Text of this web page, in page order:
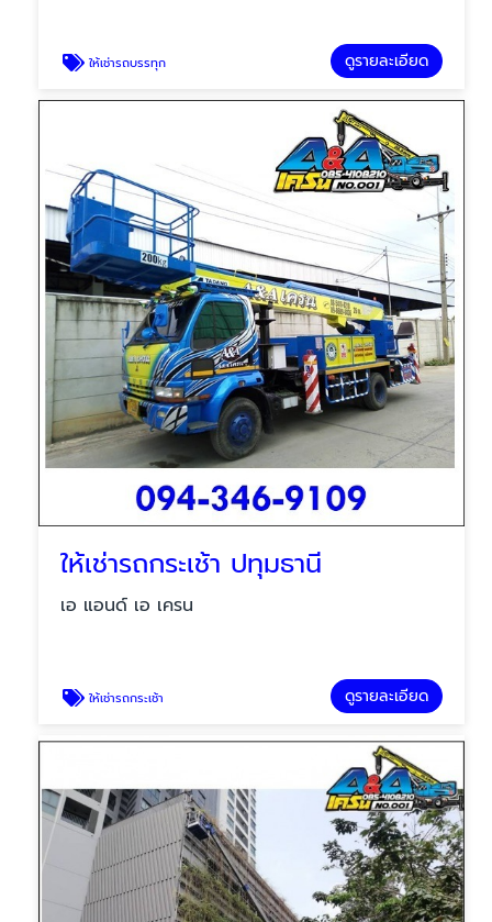
ให้เช่ารถบรรทุก ดูรายละเอียด
ให้เช่ารถกระเช้า ปทุมธานี
เอ แอนด์ เอ เครน
ให้เช่ารถกระเช้า ดูรายละเอียด